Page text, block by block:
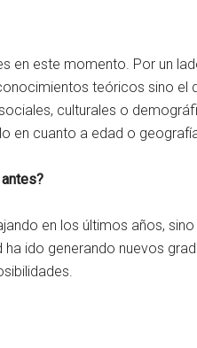
en este momento. Por un
teóricos sino
culturales o
en cuanto a edad o
en los últimos años,
ido generando nuevos